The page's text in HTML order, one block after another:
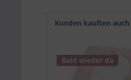
Kunden kauften auch
Bald wieder da